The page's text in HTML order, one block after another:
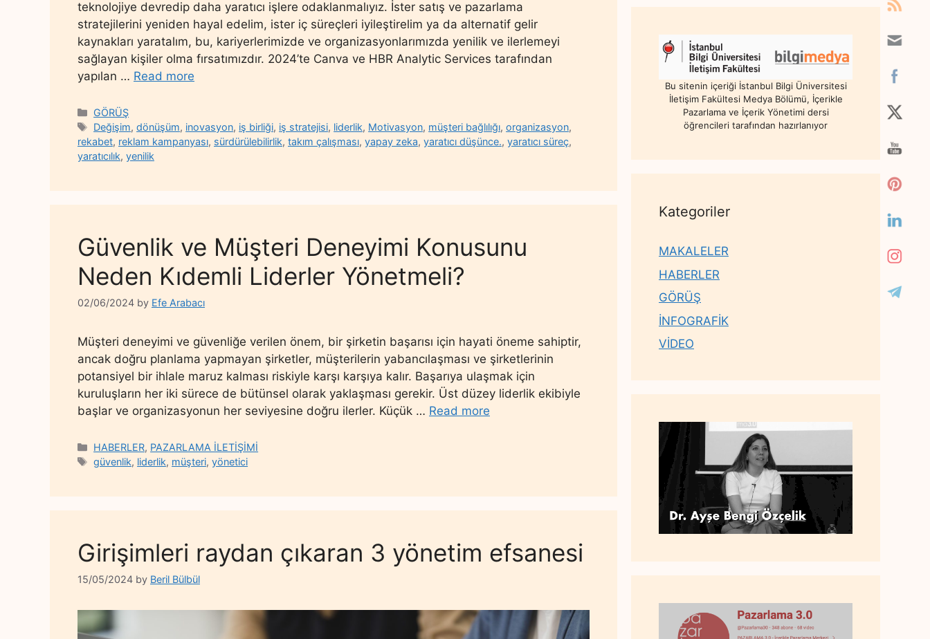
teknolojiye devredip daha yaratıcı işlere odaklanmalıyız. İster satış ve pazarlama
stratejilerini yeniden hayal edelim, ister iç süreçleri iyileştirelim ya da alternatif gelir
kaynakları yaratalım, bu, kariyerlerimizde ve organizasyonlarımızda yenilik ve ilerlemeyi
sağlayan kişiler olma fırsatımızdır. 2024’te Canva ve HBR Analytic Services tarafından
yapılan … Read more
Categories
GÖRÜŞ
Tags
Değişim,dönüşüm, inovasyon, iş birliği, iş stratejisi, liderlik, Motivasyon, müşteri bağlılığı,organizasyon,
rekabet, reklam kampanyası, sürdürülebilirlik, takım çalışması, yapay zeka, yaratıcı düşünce., yaratıcı süreç,
yaratıcılık, yenilik
Güvenlik ve Müşteri Deneyimi Konusunu
Neden Kıdemli Liderler Yönetmeli?
02/06/2024 by Efe Arabacı
Müşteri deneyimi ve güvenliğe verilen önem, bir şirketin başarısı için hayati öneme sahiptir,
ancak doğru planlama yapmayan şirketler, müşterilerin yabancılaşması ve şirketlerinin
potansiyel bir ihlale maruz kalması riskiyle karşı karşıya kalır. Başarıya ulaşmak için
kuruluşların her iki sürece de bütünsel olarak yaklaşması gerekir. Üst düzey liderlik ekibiyle
başlar ve organizasyonun her seviyesine doğru ilerler. Küçük … Read more
Categories
HABERLER, PAZARLAMA İLETİŞİMİ
Tags
güvenlik, liderlik, müşteri,yönetici
Girişimleri raydan çıkaran 3 yönetim efsanesi
15/05/2024 by Beril Bülbül
Bu sitenin içeriği İstanbul Bilgi Üniversitesi
İletişim Fakültesi Medya Bölümü, İçerikle
Pazarlama ve İçerik Yönetimi dersi
öğrencileri tarafından hazırlanıyor
Kategoriler
MAKALELER
HABERLER
GÖRÜŞ
İNFOGRAFİK
VİDEO